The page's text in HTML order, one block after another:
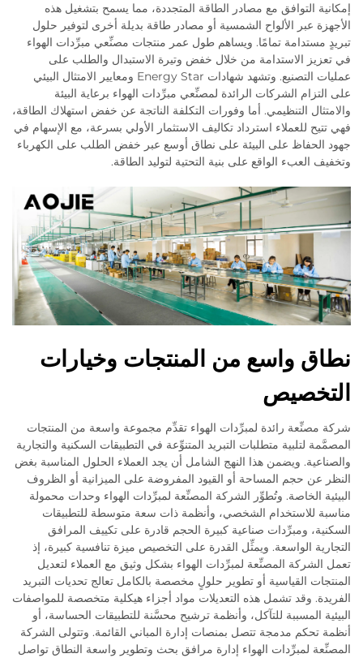
إمكانية التوافق مع مصادر الطاقة المتجددة، مما يسمح بتشغيل هذه
الأجهزة عبر الألواح الشمسية أو مصادر طاقة بديلة أخرى لتوفير حلول
تبريدٍ مستدامة تمامًا. ويساهم طول عمر منتجات مصنِّعي مبرِّدات الهواء
في تعزيز الاستدامة من خلال خفض وتيرة الاستبدال والطلب على
عمليات التصنيع. وتشهد شهادات Energy Star ومعايير الامتثال البيئي
على التزام الشركات الرائدة لمصنِّعي مبرِّدات الهواء برعاية البيئة
والامتثال التنظيمي. أما وفورات التكلفة الناتجة عن خفض استهلاك الطاقة،
فهي تتيح للعملاء استرداد تكاليف الاستثمار الأولي بسرعة، مع الإسهام في
جهود الحفاظ على البيئة على نطاق أوسع عبر خفض الطلب على الكهرباء
وتخفيف العبء الواقع على بنية التحتية لتوليد الطاقة.
نطاق واسع من المنتجات وخيارات
التخصيص
شركة مصنِّعة رائدة لمبرِّدات الهواء تقدِّم مجموعة واسعة من المنتجات
المصمَّمة لتلبية متطلبات التبريد المتنوِّعة في التطبيقات السكنية والتجارية
والصناعية. ويضمن هذا النهج الشامل أن يجد العملاء الحلول المناسبة بغض
النظر عن حجم المساحة أو القيود المفروضة على الميزانية أو الظروف
البيئية الخاصة. وتُطوِّر الشركة المصنِّعة لمبرِّدات الهواء وحدات محمولة
مناسبة للاستخدام الشخصي، وأنظمة ذات سعة متوسطة للتطبيقات
السكنية، ومبرِّدات صناعية كبيرة الحجم قادرة على تكييف المرافق
التجارية الواسعة. ويمثِّل القدرة على التخصيص ميزة تنافسية كبيرة، إذ
تعمل الشركة المصنِّعة لمبرِّدات الهواء بشكل وثيق مع العملاء لتعديل
المنتجات القياسية أو تطوير حلولٍ مخصصة بالكامل تعالج تحديات التبريد
الفريدة. وقد تشمل هذه التعديلات مواد أجزاء هيكلية متخصصة للمواصفات
البيئية المسببة للتآكل، وأنظمة ترشيح محسَّنة للتطبيقات الحساسة، أو
أنظمة تحكم مدمجة تتصل بمنصات إدارة المباني القائمة. وتتولى الشركة
المصنِّعة لمبرِّدات الهواء إدارة مرافق بحث وتطوير واسعة النطاق تواصل